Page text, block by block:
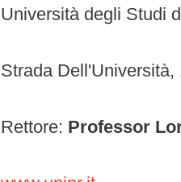
Università degli Studi
Strada
Rettore: Professor